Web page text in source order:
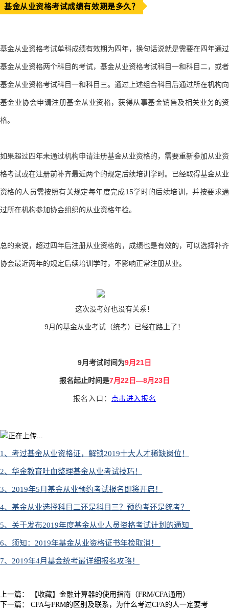
基金从业资格考试成绩有效期是多久？
基金从业资格考试单科成绩有效期为四年，换句话说就是需要在四年通过
基金从业资格两个科目的考试，基金从业资格考试科目一和科目二，或者
基金从业资格考试科目一和科目三。通过上述组合科目后通过所在机构向
基金业协会申请注册基金从业资格，获得从事基金销售及相关业务的资
格。
如果超过四年未通过机构申请注册基金从业资格的，需要重新参加从业资
格考试或在注册前补齐最近两个的规定后续培训学时。已经取得基金从业
资格的人员需按照有关规定每年度完成15学时的后续培训，并按要求通
过所在机构参加协会组织的从业资格年检。
总的来说，超过四年后注册从业资格的，成绩也是有效的，可以选择补齐
协会最近两年的规定后续培训学时，不影响正常注册从业。
这次没考好也没有关系！
9月的基金从业考试（统考）已经在路上了！
9月考试时间为9月21日
报名起止时间是7月22日—8月23日
报名入口： 点击进入报名
1、考过基金从业资格证，解锁2019十大人才稀缺岗位！
2、华金教育吐血整理基金从业考试技巧！
3、2019年5月基金从业预约考试报名即将开启！
4、基金从业选择科目二还是科目三？预约考还是统考？
5、关于发布2019年度基金从业人员资格考试计划的通知
6、须知：2019年基金从业资格证书年检取消！
7、2019年4月基金统考最详细报名攻略！
上一篇：
【收藏】金融计算器的使用指南（FRM/CFA通用）
下一篇： CFA与FRM的区别及联系，为什么考过CFA的人一定要考